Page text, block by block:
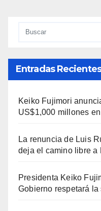
Entradas Recientes
Keiko Fujimori
US$1,000 millones
La renuncia de Luis
deja el camino libre a
Presidenta Keiko
Gobierno respetará